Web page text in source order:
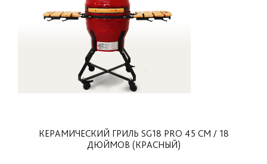
позволяют сохранить презентабельный вид
изделия на многие годы.
Перед сборкой гриля ознакомьтесь с инструкцией,
которая входит в комплектацию модели, а также
КЕРАМИЧЕСКИЙ ГРИЛЬ SG18 PRO 45 СМ / 18
ДЮЙМОВ (КРАСНЫЙ)